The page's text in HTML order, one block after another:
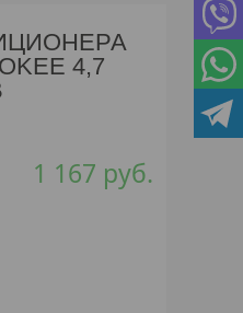
4,7
1 167 руб.